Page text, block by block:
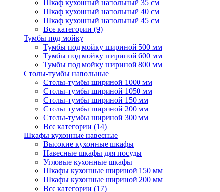
Шкаф кухонный напольный 35 см
Шкаф кухонный напольный 40 см
Шкаф кухонный напольный 45 см
Все категории (9)
Тумбы под мойку
Тумбы под мойку шириной 500 мм
Тумбы под мойку шириной 600 мм
Тумбы под мойку шириной 800 мм
Столы-тумбы напольные
Столы-тумбы шириной 1000 мм
Столы-тумбы шириной 1050 мм
Столы-тумбы шириной 150 мм
Столы-тумбы шириной 200 мм
Столы-тумбы шириной 300 мм
Все категории (14)
Шкафы кухонные навесные
Высокие кухонные шкафы
Навесные шкафы для посуды
Угловые кухонные шкафы
Шкафы кухонные шириной 150 мм
Шкафы кухонные шириной 200 мм
Все категории (17)